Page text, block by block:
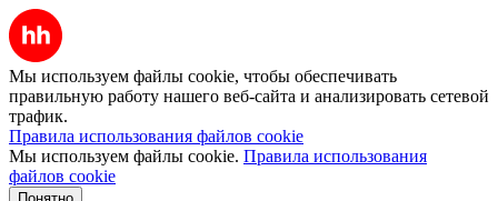
Мы используем файлы cookie, чтобы обеспечивать
правильную работу нашего веб-сайта и анализировать сетевой
трафик.
Правила использования файлов cookie
Мы используем файлы cookie. Правила использования
файлов cookie